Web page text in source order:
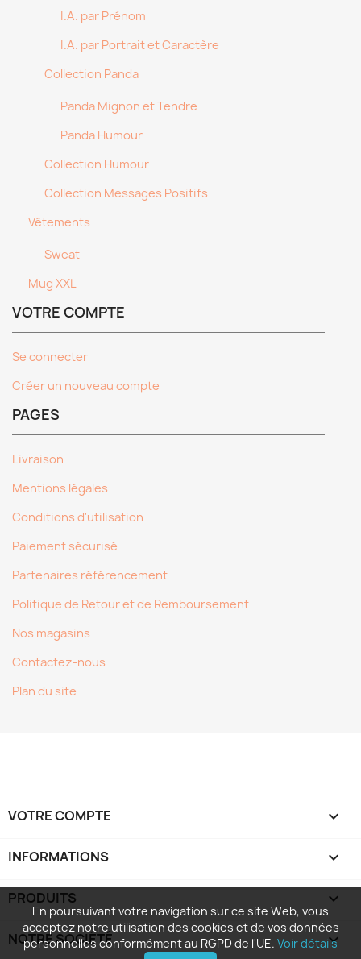
I.A. par Prénom
I.A. par Portrait et Caractère
Collection Panda
Panda Mignon et Tendre
Panda Humour
Collection Humour
Collection Messages Positifs
Vêtements
Sweat
Mug XXL
VOTRE COMPTE
Se connecter
Créer un nouveau compte
PAGES
Livraison
Mentions légales
Conditions d'utilisation
Paiement sécurisé
Partenaires référencement
Politique de Retour et de Remboursement
Nos magasins
Contactez-nous
Plan du site
VOTRE COMPTE 
INFORMATIONS keyboard_arrow_down
PRODUITS 
NOTRE SOCIÉTÉ 
En poursuivant votre navigation sur ce site Web, vous
acceptez notre utilisation des cookies et de vos données
personnelles conformément au RGPD de l'UE. Voir détails